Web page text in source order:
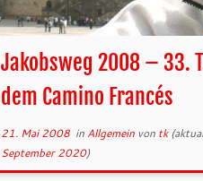
Jakobsweg 2008 – 33.
dem Camino Francés
21. Mai 2008in Allgemein von tk
September 2020)